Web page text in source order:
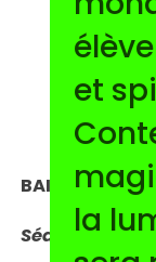
et
la
BAIN DES
Séance de